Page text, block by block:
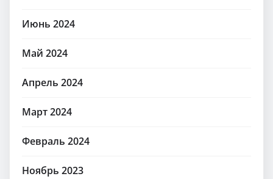
Июнь 2024
Май 2024
Апрель 2024
Март 2024
Февраль 2024
Ноябрь 2023